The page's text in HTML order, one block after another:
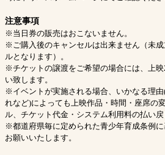
注意事項
※当日券の販売はおこないません。
※ご購入後のキャンセルは出来ません（未
ルとなります）。
※チケットの譲渡をご希望の場合には、上
い致します。
※イベントが実施される場合、いかなる理
れなど)によっても上映作品・時間・座席の
ル、チケット代金・システム利用料の払い戻
※都道府県毎に定められた青少年育成条例
お願いいたします。